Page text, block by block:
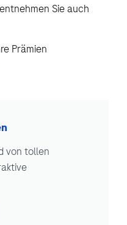
Sie auch
Prämien
von tollen